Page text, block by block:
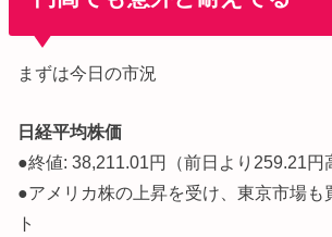
まずは今日の市況
日経平均株価
●終値: 38,211.01円（前日より259.21円
●アメリカ株の上昇を受け、東京市場も
ト